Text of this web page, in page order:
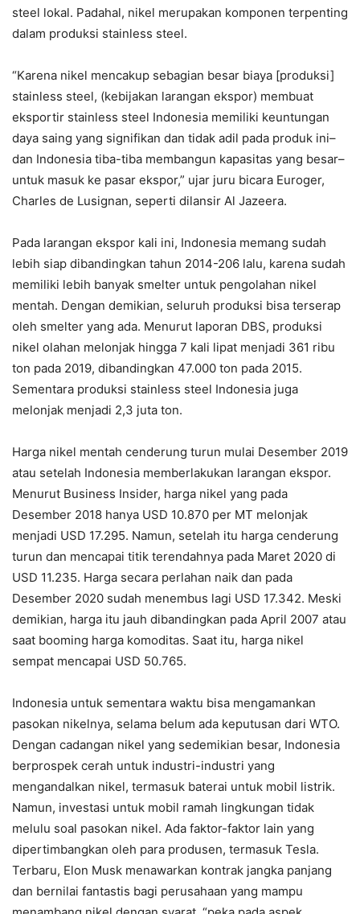
steel lokal. Padahal, nikel merupakan komponen terpenting
dalam produksi stainless steel.
“Karena nikel mencakup sebagian besar biaya [produksi]
stainless steel, (kebijakan larangan ekspor) membuat
eksportir stainless steel Indonesia memiliki keuntungan
daya saing yang signifikan dan tidak adil pada produk ini–
dan Indonesia tiba-tiba membangun kapasitas yang besar–
untuk masuk ke pasar ekspor,” ujar juru bicara Euroger,
Charles de Lusignan, seperti dilansir Al Jazeera.
Pada larangan ekspor kali ini, Indonesia memang sudah
lebih siap dibandingkan tahun 2014-206 lalu, karena sudah
memiliki lebih banyak smelter untuk pengolahan nikel
mentah. Dengan demikian, seluruh produksi bisa terserap
oleh smelter yang ada. Menurut laporan DBS, produksi
nikel olahan melonjak hingga 7 kali lipat menjadi 361 ribu
ton pada 2019, dibandingkan 47.000 ton pada 2015.
Sementara produksi stainless steel Indonesia juga
melonjak menjadi 2,3 juta ton.
Harga nikel mentah cenderung turun mulai Desember 2019
atau setelah Indonesia memberlakukan larangan ekspor.
Menurut Business Insider, harga nikel yang pada
Desember 2018 hanya USD 10.870 per MT melonjak
menjadi USD 17.295. Namun, setelah itu harga cenderung
turun dan mencapai titik terendahnya pada Maret 2020 di
USD 11.235. Harga secara perlahan naik dan pada
Desember 2020 sudah menembus lagi USD 17.342. Meski
demikian, harga itu jauh dibandingkan pada April 2007 atau
saat booming harga komoditas. Saat itu, harga nikel
sempat mencapai USD 50.765.
Indonesia untuk sementara waktu bisa mengamankan
pasokan nikelnya, selama belum ada keputusan dari WTO.
Dengan cadangan nikel yang sedemikian besar, Indonesia
berprospek cerah untuk industri-industri yang
mengandalkan nikel, termasuk baterai untuk mobil listrik.
Namun, investasi untuk mobil ramah lingkungan tidak
melulu soal pasokan nikel. Ada faktor-faktor lain yang
dipertimbangkan oleh para produsen, termasuk Tesla.
Terbaru, Elon Musk menawarkan kontrak jangka panjang
dan bernilai fantastis bagi perusahaan yang mampu